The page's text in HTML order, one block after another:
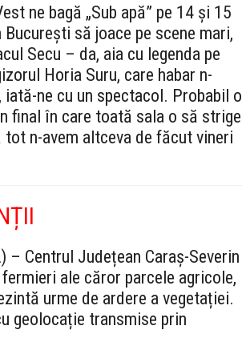
ne bagă „Sub apă” pe 14 și 15
să joace pe scene mari,
Secu – da, aia cu legenda pe
Horia Suru, care habar n-
iată-ne cu un spectacol. Probabil o
final în care toată sala o să strige
tot n-avem altceva de făcut vineri
Centrul Județean Caraș-Severin
ale căror parcele agricole,
urme de ardere a vegetației.
geolocație transmise prin